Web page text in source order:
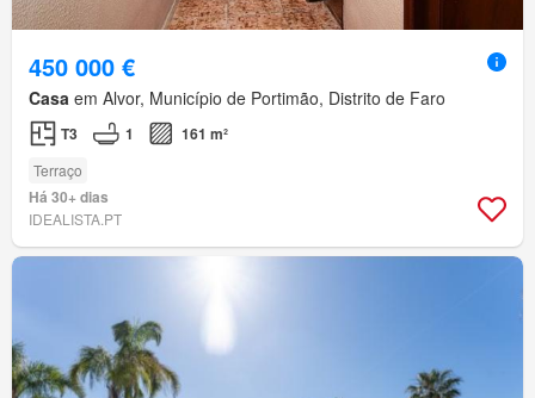
450 000 €
Casa em Alvor, Município de Portimão, Distrito de Faro
T3 1 161 m²
Terraço
Há 30+ dias
IDEALISTA.PT